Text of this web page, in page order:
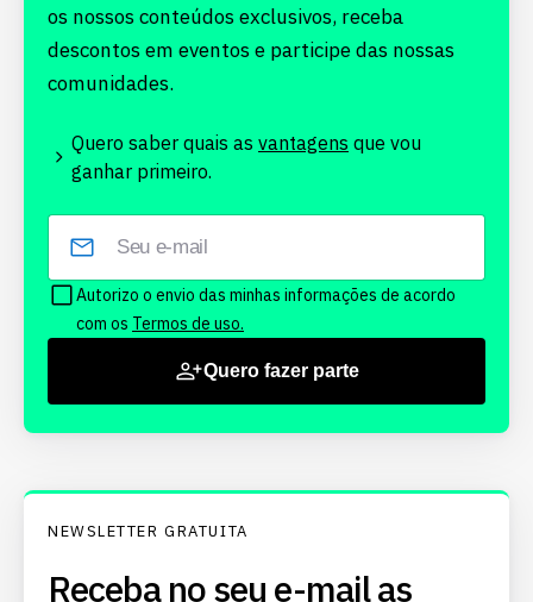
os nossos conteúdos exclusivos, receba
descontos em eventos e participe das nossas
comunidades.
Quero saber quais as vantagens que vou
ganhar primeiro.
Autorizo o envio das minhas informações de acordo
com os Termos de uso.
Quero fazer parte
NEWSLETTER GRATUITA
Receba no seu e-mail as